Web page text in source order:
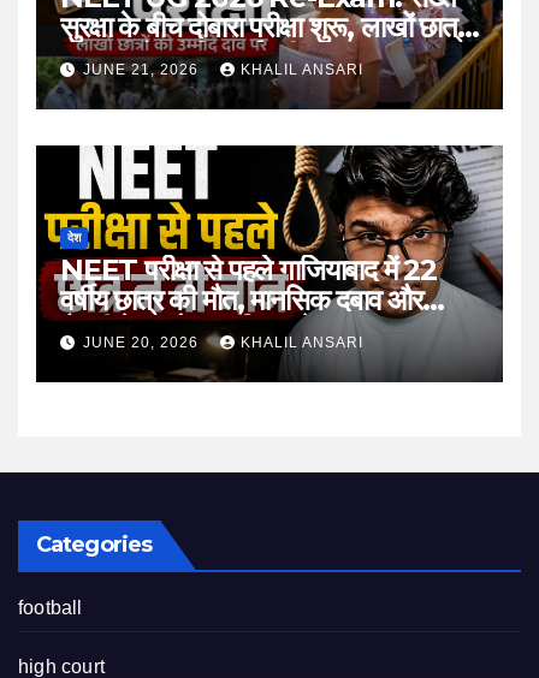
सुरक्षा के बीच दोबारा परीक्षा शुरू, लाखों छात्रों
की उम्मीदों की फिर हुई परीक्षा
JUNE 21, 2026 KHALIL ANSARI
देश
NEET परीक्षा से पहले गाजियाबाद में 22
वर्षीय छात्र की मौत, मानसिक दबाव और
तैयारी के माहौल पर फिर उठे सवाल
JUNE 20, 2026 KHALIL ANSARI
Categories
football
high court